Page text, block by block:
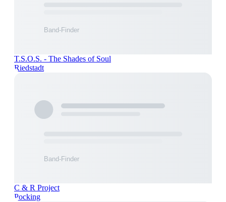
T.S.O.S. - The Shades of Soul
Riedstadt
C & R Project
Pocking